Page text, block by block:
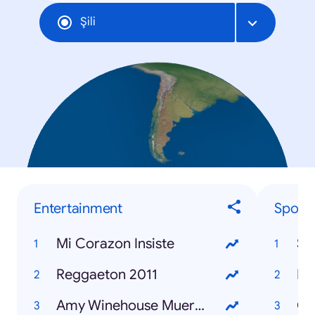
Şili
Entertainment
Mi Corazon Insiste
Reggaeton 2011
Amy Winehouse Muerta
Sports